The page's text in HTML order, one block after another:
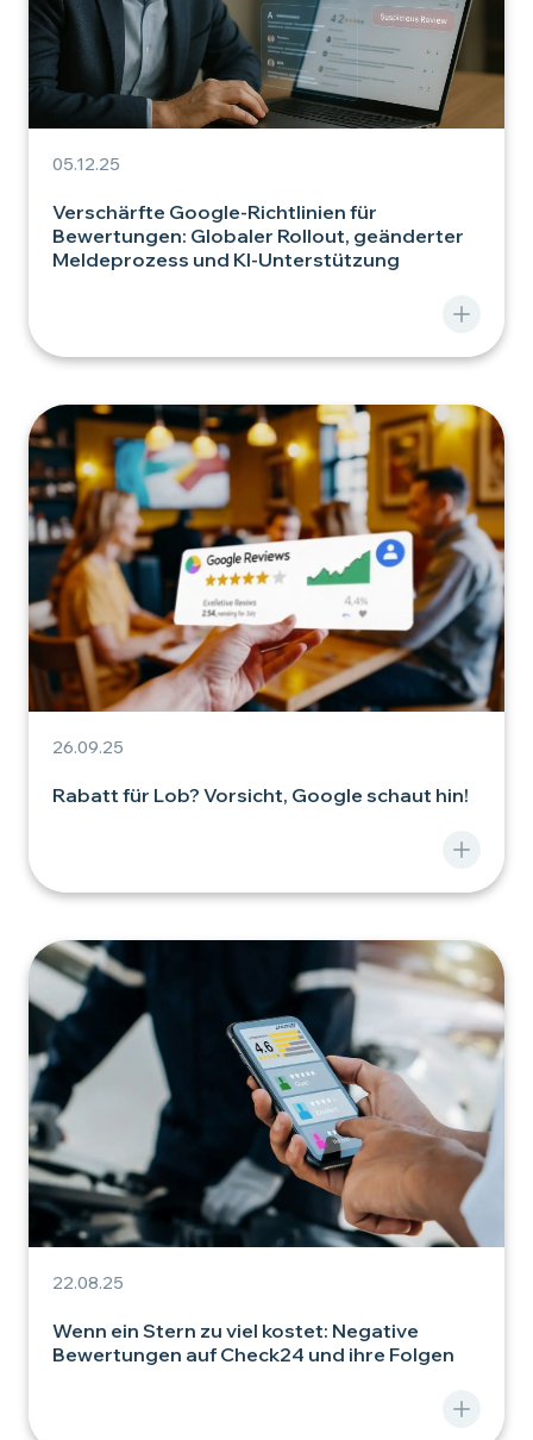
05.12.25
Verschärfte Google-Richtlinien für
Bewertungen: Globaler Rollout, geänderter
Meldeprozess und KI-Unterstützung
26.09.25
Rabatt für Lob? Vorsicht, Google schaut hin!
22.08.25
Wenn ein Stern zu viel kostet: Negative
Bewertungen auf Check24 und ihre Folgen